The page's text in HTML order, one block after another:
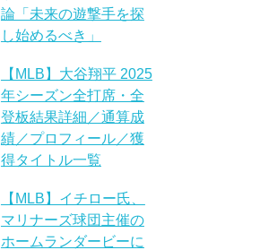
論「未来の遊撃手を探
し始めるべき」
【MLB】大谷翔平 2025
年シーズン全打席・全
登板結果詳細／通算成
績／プロフィール／獲
得タイトル一覧
【MLB】イチロー氏、
マリナーズ球団主催の
ホームランダービーに